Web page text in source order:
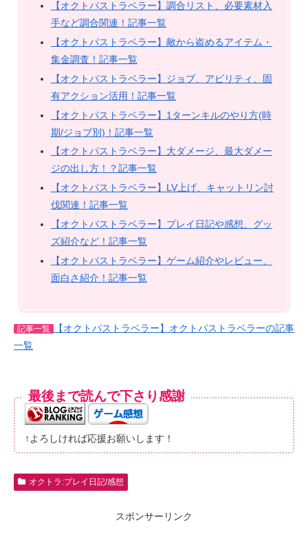
【オクトパストラベラー】調合リスト、必要素材入
手など調合関連！記事一覧
【オクトパストラベラー】敵から盗めるアイテム・
集金調査！記事一覧
【オクトパストラベラー】ジョブ、アビリティ、固
有アクション活用！記事一覧
【オクトパストラベラー】1ターンキルのやり方(時
期/ジョブ別)！記事一覧
【オクトパストラベラー】大ダメージ、最大ダメー
ジの出し方！？記事一覧
【オクトパストラベラー】LV上げ、キャットリン討
伐関連！記事一覧
【オクトパストラベラー】プレイ日記や感想、グッ
ズ紹介など！記事一覧
【オクトパストラベラー】ゲーム紹介やレビュー、
面白さ紹介！記事一覧
記事一覧
【オクトパストラベラー】オクトパストラベラーの記事
一覧
最後まで読んで下さり感謝
↑よろしければ応援お願いします！
オクトラ:プレイ日記/感想
スポンサーリンク